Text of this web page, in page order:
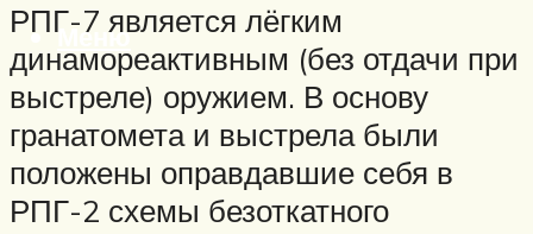
Меню
РПГ-7 является лёгким
динамореактивным (без отдачи при
выстреле) оружием. В основу
гранатомета и выстрела были
положены оправдавшие себя в
РПГ-2 схемы безоткатного